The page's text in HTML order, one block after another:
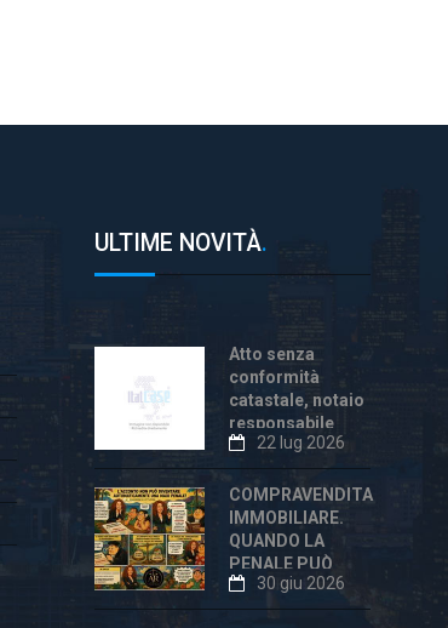
ULTIME NOVITÀ.
Atto senza
conformità
catastale, notaio
responsabile
anche dopo la
«correzione»
22 lug 2026
COMPRAVENDITA
IMMOBILIARE.
QUANDO LA
PENALE PUÒ
ESSERE
ECCESSIVA E
30 giu 2026